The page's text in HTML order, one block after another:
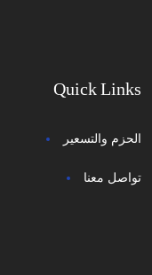
Quick Links
الحزم والتسعير
تواصل معنا